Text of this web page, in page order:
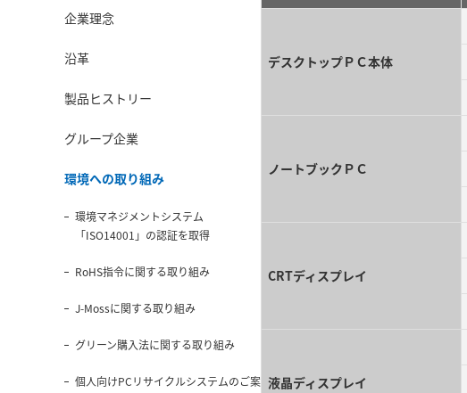
デスクトップＰＣ本体
ノートブックＰＣ
CRTディスプレイ
液晶ディスプレイ
企業理念
沿革
製品ヒストリー
グループ企業
環境への取り組み
環境マネジメントシステム
「ISO14001」の認証を取得
RoHS指令に関する取り組み
J-Mossに関する取り組み
グリーン購入法に関する取り組み
個人向けPCリサイクルシステムのご案